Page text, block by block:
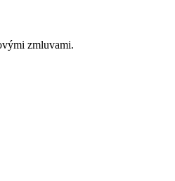
zmluvami.